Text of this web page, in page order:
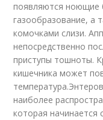
появляются ноющие
газообразование, а
комочками слизи.
непосредственно
приступы тошноты.
кишечника может
наиболее
которая начинается